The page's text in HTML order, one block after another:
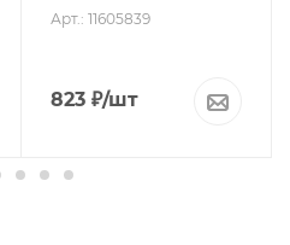
Арт.: 11605839
823 ₽/шт